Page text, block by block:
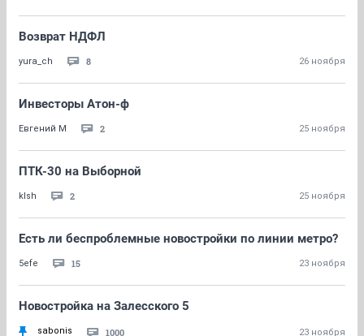
Возврат НДФЛ
yura_ch 8 26 ноября
Инвесторы Атон-ф
Евгений М 2 25 ноября
ПТК-30 на Выборной
klsh 2 25 ноября
Есть ли беспроблемные новостройки по линии метро?
5efe 15 23 ноября
Новостройка на Залесского 5
sabonis 1000 23 ноября